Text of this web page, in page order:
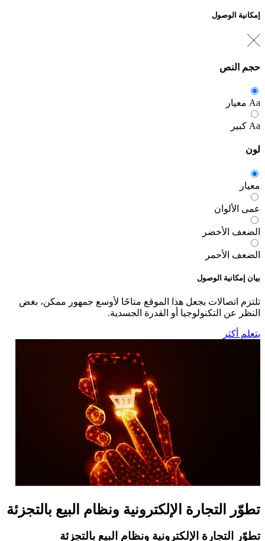
إمكانية الوصول
حجم النص
Aa معيار
Aa كبير
لون
معيار
عمى الألوان
الضعف الأخضر
الضعف الأحمر
بيان إمكانية الوصول
تلتزم اتصالات بجعل هذا الموقع متاحًا لأوسع جمهور ممكن، بغض
النظر عن التكنولوجيا أو القدرة الجسدية.
يتعلم أكثر
تطوّر التجارة الإلكترونية ونظام البيع بالتجزئة
تطوّر التجارة الإلكترونية ونظام البيع بالتجزئة